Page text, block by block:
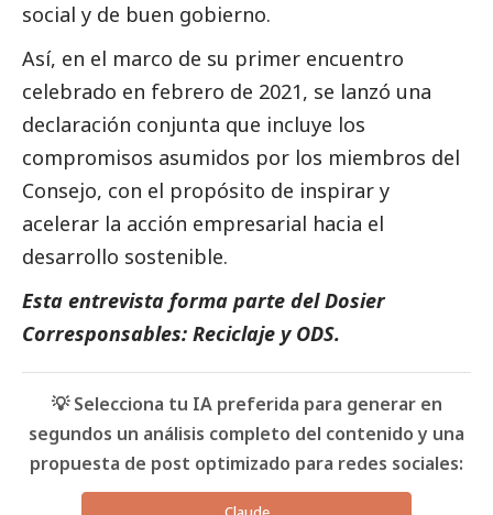
social y de buen gobierno.
Así, en el marco de su primer encuentro
celebrado en febrero de 2021, se lanzó una
declaración conjunta que incluye los
compromisos asumidos por los miembros del
Consejo, con el propósito de inspirar y
acelerar la acción empresarial hacia el
desarrollo sostenible.
Esta entrevista forma parte delDosier
Corresponsables: Reciclaje y ODS.
💡 Selecciona tu IA preferida para generar en
segundos un análisis completo del contenido y una
propuesta de post optimizado para redes sociales: